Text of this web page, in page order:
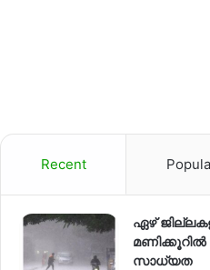
Recent
ഏഴ്
മണിക്കൂറിൽ
സാധ്യത